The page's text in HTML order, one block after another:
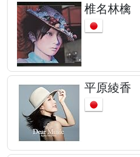
椎名林檎
平原綾香